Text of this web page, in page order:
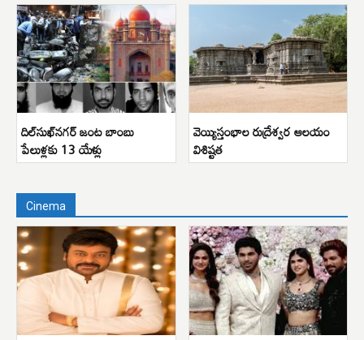
దిల్‌సుఖ్‌నగర్ జంట బాంబు
పేలుళ్లకు 13 యేళ్లు
వెయ్యిస్తంభాల రుద్రేశ్వర ఆలయం
విశిష్టత
Cinema